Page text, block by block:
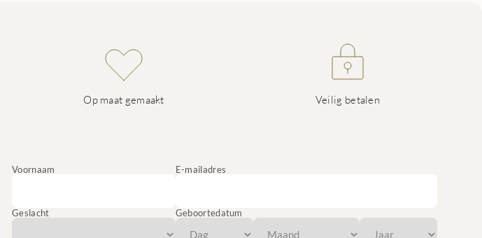
Op maat gemaakt Veilig betalen
Voornaam E-mailadres
Geslacht Geboortedatum